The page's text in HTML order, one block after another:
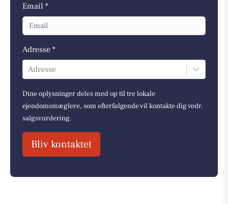
Email *
Adresse *
Adresse
Dine oplysninger deles med op til tre lokale
ejendomsmæglere, som efterfølgende vil kontakte dig vedr.
salgsvurdering.
Bliv kontaktet